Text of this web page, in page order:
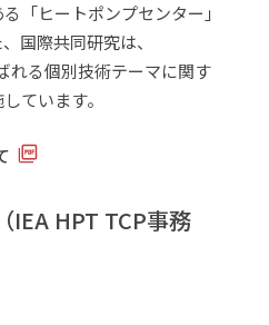
「ヒートポンプセンター」
国際共同研究は、
れる個別技術テーマに関す
ています。
IEA HPT TCP事務